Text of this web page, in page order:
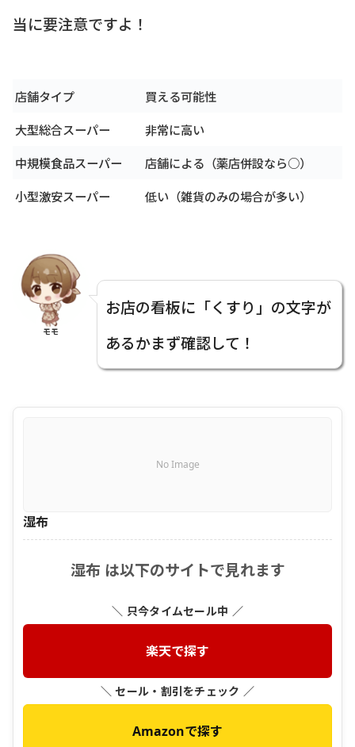
当に要注意ですよ！
店舗タイプ
買える可能性
大型総合スーパー
非常に高い
中規模食品スーパー
店舗による（薬店併設なら○）
小型激安スーパー
低い（雑貨のみの場合が多い）
モモ
お店の看板に「くすり」の文字が
あるかまず確認して！
No Image
湿布
湿布 は以下のサイトで見れます
＼ 只今タイムセール中 ／
楽天で探す
＼ セール・割引をチェック ／
Amazonで探す